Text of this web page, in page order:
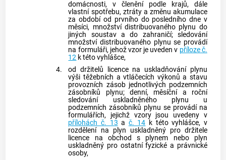
domácnosti, v členění podle krajů, dále
vlastní spotřebu, ztráty a změnu akumulace
za období od prvního do posledního dne v
měsíci, množství distribuovaného plynu do
jiných soustav a do zahraničí; sledování
množství distribuovaného plynu se provádí
na formuláři, jehož vzor je uveden v příloze č.
12 k této vyhlášce,
4.
od držitelů licence na uskladňování plynu
výši těžebních a vtláčecích výkonů a stavu
provozních zásob jednotlivých podzemních
zásobníků plynu; denní, měsíční a roční
sledování uskladněného plynu u
podzemníchzásobníků plynu se provádí na
formulářích, jejichž vzory jsou uvedeny v
přílohách č. 13 a č. 14 k této vyhlášce, v
rozdělení na plyn uskladněný pro držitele
licence na obchod s plynem nebo plyn
uskladněný pro ostatní fyzické a právnické
osoby,